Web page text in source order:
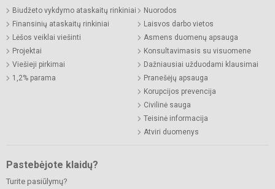
Biudžeto vykdymo ataskaitų rinkiniai
Finansinių ataskaitų rinkiniai
Lėšos veiklai viešinti
Projektai
Viešieji pirkimai
1,2% parama
Nuorodos
Laisvos darbo vietos
Asmens duomenų apsauga
Konsultavimasis su visuomene
Dažniausiai užduodami klausimai
Pranešėjų apsauga
Korupcijos prevencija
Civilinė sauga
Teisinė informacija
Atviri duomenys
Pastebėjote klaidų?
Turite pasiūlymų?